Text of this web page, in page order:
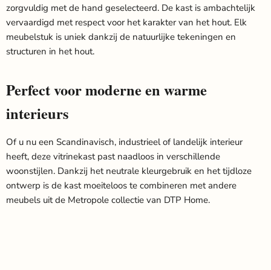
zorgvuldig met de hand geselecteerd. De kast is ambachtelijk
vervaardigd met respect voor het karakter van het hout. Elk
meubelstuk is uniek dankzij de natuurlijke tekeningen en
structuren in het hout.
Perfect voor moderne en warme
interieurs
Of u nu een Scandinavisch, industrieel of landelijk interieur
heeft, deze vitrinekast past naadloos in verschillende
woonstijlen. Dankzij het neutrale kleurgebruik en het tijdloze
ontwerp is de kast moeiteloos te combineren met andere
meubels uit de Metropole collectie van DTP Home.